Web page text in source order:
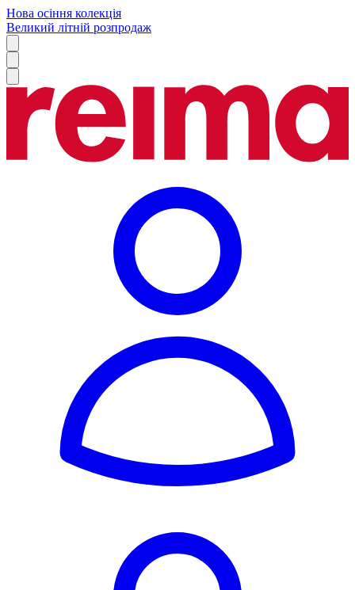
Нова осіння колекція
Великий літній розпродаж